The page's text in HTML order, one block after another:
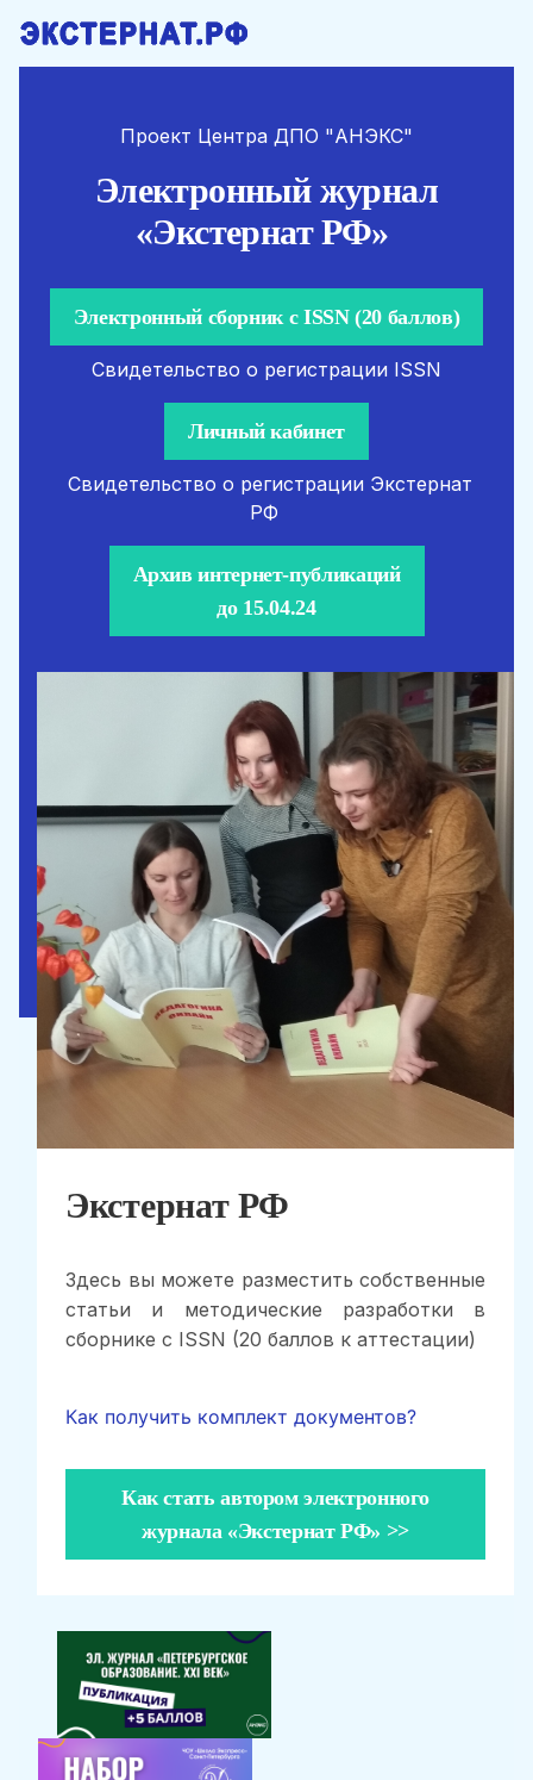
Проект Центра ДПО "АНЭКС"
Электронный журнал
«Экстернат РФ»
Электронный сборник с ISSN (20 баллов)
Cвидетельство о регистрации ISSN
Личный кабинет
Свидетельство о регистрации Экстернат
РФ
Архив интернет-публикаций
до 15.04.24
Экстернат РФ
Здесь вы можете разместить собственные
статьи и методические разработки в
сборнике с ISSN (20 баллов к аттестации)
Как получить комплект документов?
Как стать автором электронного
журнала «Экстернат РФ» >>